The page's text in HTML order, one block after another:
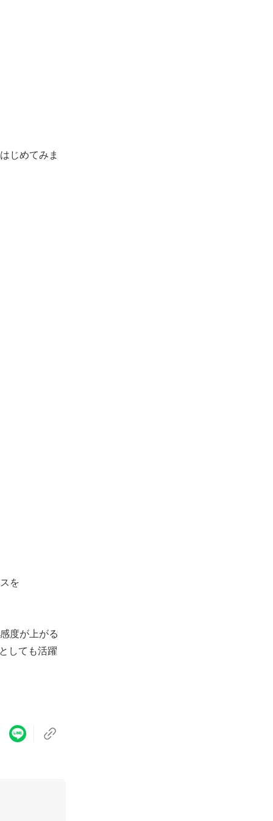
じめてみま
を
度が上がる
しても活躍